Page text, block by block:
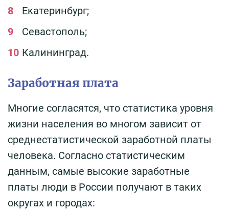
Екатеринбург;
Севастополь;
Калининград.
Заработная плата
Многие согласятся, что статистика уровня
жизни населения во многом зависит от
среднестатистической заработной платы
человека. Согласно статистическим
данным, самые высокие заработные
платы люди в России получают в таких
округах и городах: